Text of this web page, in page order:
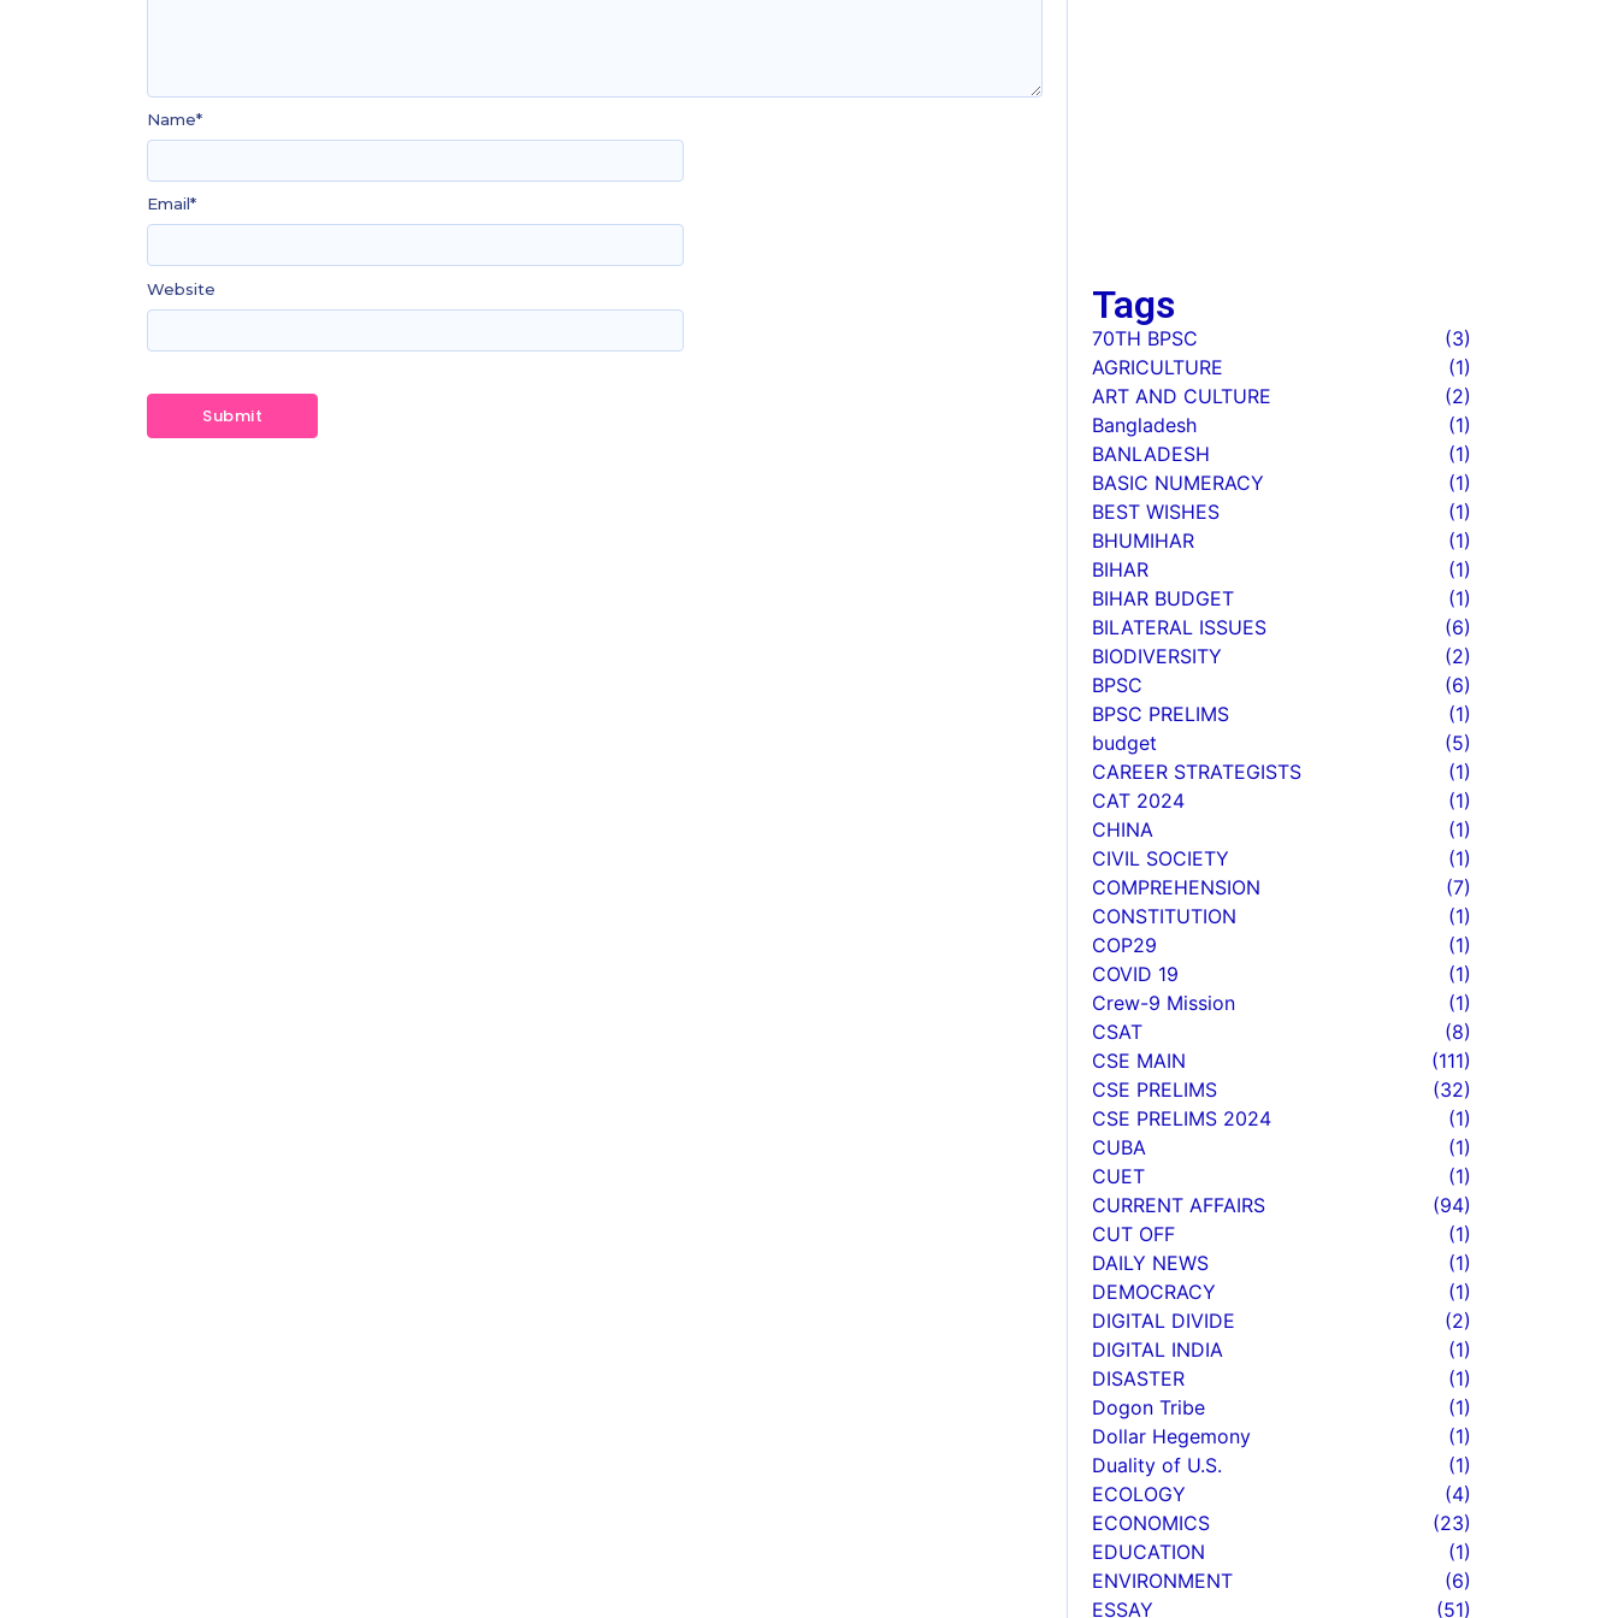
Name*
Email*
Website Tags
70TH BPSC
(3)
AGRICULTURE
(1)
ART AND CULTURE
(2)
Bangladesh
(1)
BANLADESH
(1)
BASIC NUMERACY
(1)
BEST WISHES
(1)
BHUMIHAR
(1)
BIHAR
(1)
BIHAR BUDGET
(1)
BILATERAL ISSUES
(6)
BIODIVERSITY
(2)
BPSC
(6)
BPSC PRELIMS
(1)
budget
(5)
CAREER STRATEGISTS
(1)
CAT 2024
(1)
CHINA
(1)
CIVIL SOCIETY
(1)
COMPREHENSION
(7)
CONSTITUTION
(1)
COP29
(1)
COVID 19
(1)
Crew-9 Mission
(1)
CSAT
(8)
CSE MAIN
(111)
CSE PRELIMS
(32)
CSE PRELIMS 2024
(1)
CUBA
(1)
CUET
(1)
CURRENT AFFAIRS
(94)
CUT OFF
(1)
DAILY NEWS
(1)
DEMOCRACY
(1)
DIGITAL DIVIDE
(2)
DIGITAL INDIA
(1)
DISASTER
(1)
Dogon Tribe
(1)
Dollar Hegemony
(1)
Duality of U.S.
(1)
ECOLOGY
(4)
ECONOMICS
(23)
EDUCATION
(1)
ENVIRONMENT
(6)
ESSAY
(51)